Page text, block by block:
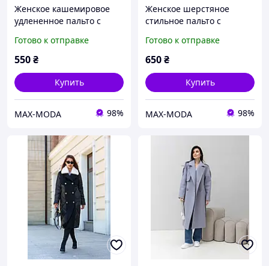
Женское кашемировое
удлененное пальто с
Готово к отправке
550₴
Купить
MAX-MODA 98%
Женское шерстяное
стильное пальто с
Готово к отправке
650₴
Купить
MAX-MODA 98%